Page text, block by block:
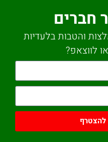
חברים
והטבות בלעדיות
לווצאפ?
להצטרף